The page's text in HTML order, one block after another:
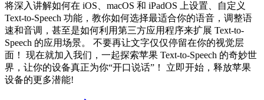
将深入讲解如何在 iOS、macOS 和 iPadOS 上设置、自定义
Text-to-Speech 功能，教你如何选择最适合你的语音，调整语
速和音调，甚至是如何利用第三方应用程序来扩展 Text-to-
Speech 的应用场景。 不要再让文字仅仅停留在你的视觉层
面！ 现在就加入我们，一起探索苹果 Text-to-Speech 的奇妙世
界，让你的设备真正为你“开口说话”！ 立即开始，释放苹果
设备的更多潜能!